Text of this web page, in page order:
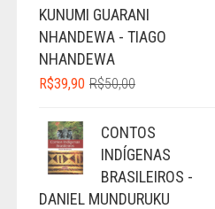
KUNUMI GUARANI
NHANDEWA - TIAGO
NHANDEWA
R$50,00O
ERA:
R$50,00.
R$39,90
O
É:
R$39,90.
CONTOS
INDÍGENAS
BRASILEIROS -
DANIEL MUNDURUKU